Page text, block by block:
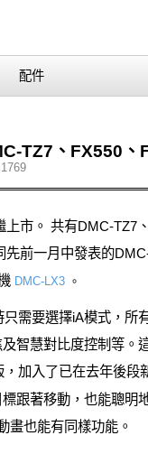
配件
TZ7、FX550、
市。 共有DMC-TZ7
前一月中發表的
DMC-LX3 。
需要選擇iA模式，
智慧對比度控制等。
加入了已在去年後段
跟著移動，也能聰明
畫也能有同樣功能。